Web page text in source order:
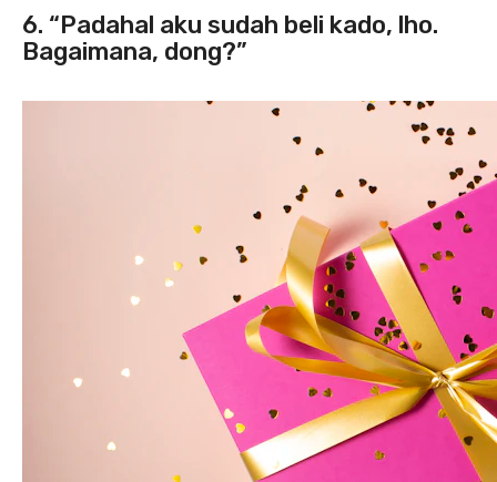
6. “Padahal aku sudah beli kado, lho.
Bagaimana, dong?”